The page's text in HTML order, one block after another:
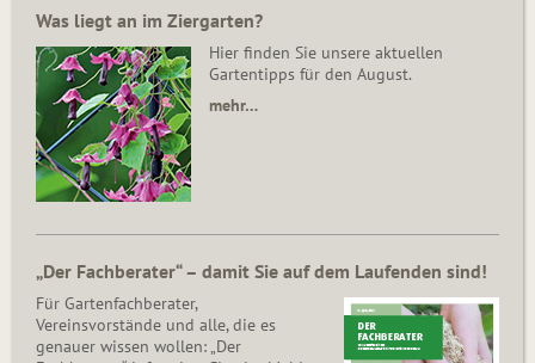
Was liegt an im Ziergarten?
Hier finden Sie unsere aktuellen
Gartentipps für den August.
mehr…
„Der Fachberater“ – damit Sie auf dem Laufenden sind!
Für Gartenfachberater,
Vereinsvorstände und alle, die es
genauer wissen wollen: „Der